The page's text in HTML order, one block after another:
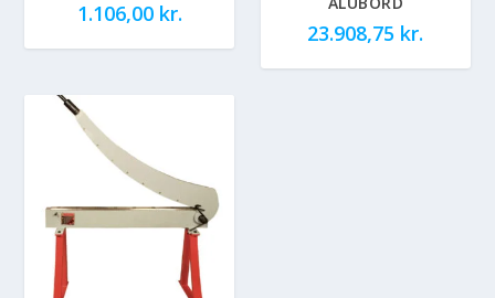
1.106,00 kr.
23.908,75 kr.